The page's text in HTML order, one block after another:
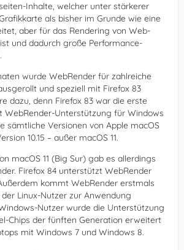
Inhalte, welcher unter stärkerer
als bisher im Grunde wie eine
aber für das Rendering von Web-
und dadurch große Performance-
wurde WebRender für zahlreiche
und speziell mit Firefox 83
dazu, denn Firefox 83 war die erste
WebRender-Unterstützung für Windows
sämtliche Versionen von Apple macOS
10.15 – außer macOS 11.
macOS 11 (Big Sur) gab es allerdings
Firefox 84 unterstützt WebRender
kommt WebRender erstmals
Linux-Nutzer zur Anwendung
Nutzer wurde die Unterstützung
Chips der fünften Generation erweitert
mit Windows 7 und Windows 8.